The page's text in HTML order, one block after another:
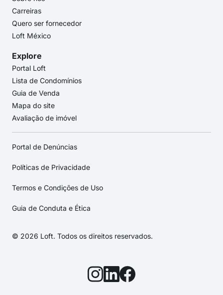
Carreiras
Quero ser fornecedor
Loft México
Explore
Portal Loft
Lista de Condomínios
Guia de Venda
Mapa do site
Avaliação de imóvel
Portal de Denúncias
Políticas de Privacidade
Termos e Condições de Uso
Guia de Conduta e Ética
© 2026 Loft. Todos os direitos reservados.